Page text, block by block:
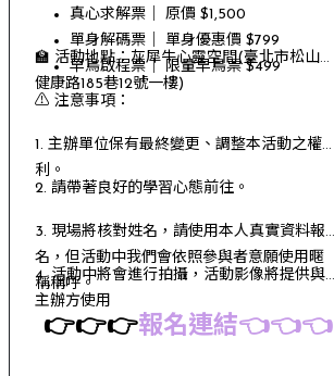
真心求解票｜ 原價 $1,500
單身解碼票｜ 單身優惠價 $799
早鳥啟程票｜ 限量早鳥票 $499
🏫 活動地點：灰犀牛心靈空間(臺北市松山區
健康路185巷12號一樓)
⚠️ 注意事項：
1. 主辦單位保有最終變更、調整本活動之權
利。
2. 請帶著良好的學習心態前往。
3. 現場將核對姓名，請使用本人真實資料報
名，但活動中我們會依照參與者意願使用暱
稱稱呼。
4. 活動中將會進行拍攝，活動影像將提供與
主辦方使用
👉👉👉報名連結👈👈👈